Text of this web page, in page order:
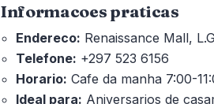
Informacoes praticas
Endereco: Renaissance Mall,
Telefone: +297 523 6156
Horario: Cafe da manha 7:00-
Ideal para: Aniversarios de